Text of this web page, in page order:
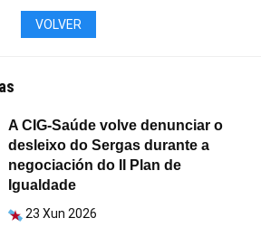
VOLVER
A CIG-Saúde volve denunciar o
desleixo do Sergas durante a
negociación do II Plan de
Igualdade
23 Xun 2026